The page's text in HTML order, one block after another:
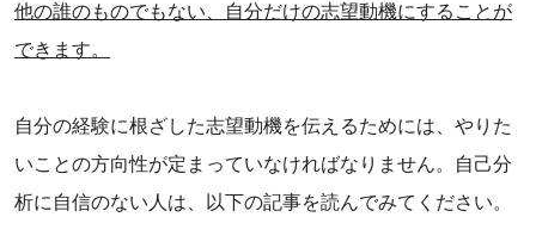
他の誰のものでもない、自分だけの志望動機にすることが
できます。
‌自分の経験に根ざした志望動機を伝えるためには、やりた
いことの方向性が定まっていなければなりません。自己分
析に自信のない人は、以下の記事を読んでみてください。